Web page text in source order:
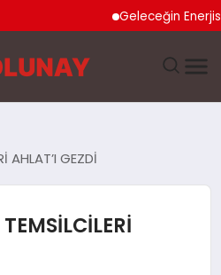
Geleceğin Enerjisi
AHLAT’I GEZDİ